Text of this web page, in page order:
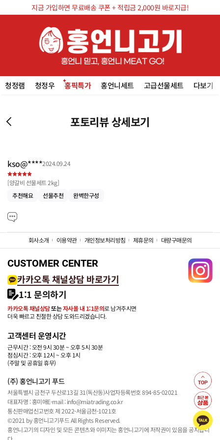
지금 가입하면 무료배송 쿠폰 + 적립금 2,000원 바로지급!
청정램 청정우 홍픽특가 홍언니세트 고급선물세트 다보기
포토리뷰 상세보기
kso@****2024.09.24
[양갈비 선물세트 2kg]
추천해요
선물추천 완벽한구성
회사소개 이용약관 개인정보처리방침 제휴문의 대량구매문의
CUSTOMER CENTER
카카오톡 채널상담 바로가기
1:1 문의하기
카카오톡 채널상담또는자사몰 내 1:1문의로 남겨주시면
더욱 빠르고 친절한 상담 도와드리겠습니다.
고객센터 운영시간
근무시간 : 오전 9시 30분 ~ 오후 5시 30분
점심시간 : 오후 12시 ~ 오후 1시
(주말 및 공휴일 휴무)
(주) 홍언니고기 푸드
서울특별시 금천구 두산로13길 31(독산동)사업자등록번호 894-85-02021
대표자명 : 홍미애E-mail : info@miatrading.co.kr
통신판매업신고번호 제 2022-서울금천-1021호
©2021 by 홍언니고기푸드 All Rights Reserved.
홍언니고기의 디자인 및 모든 콘텐츠와 이미지는 홍언니고기에 저작권이 있음을 공지합니